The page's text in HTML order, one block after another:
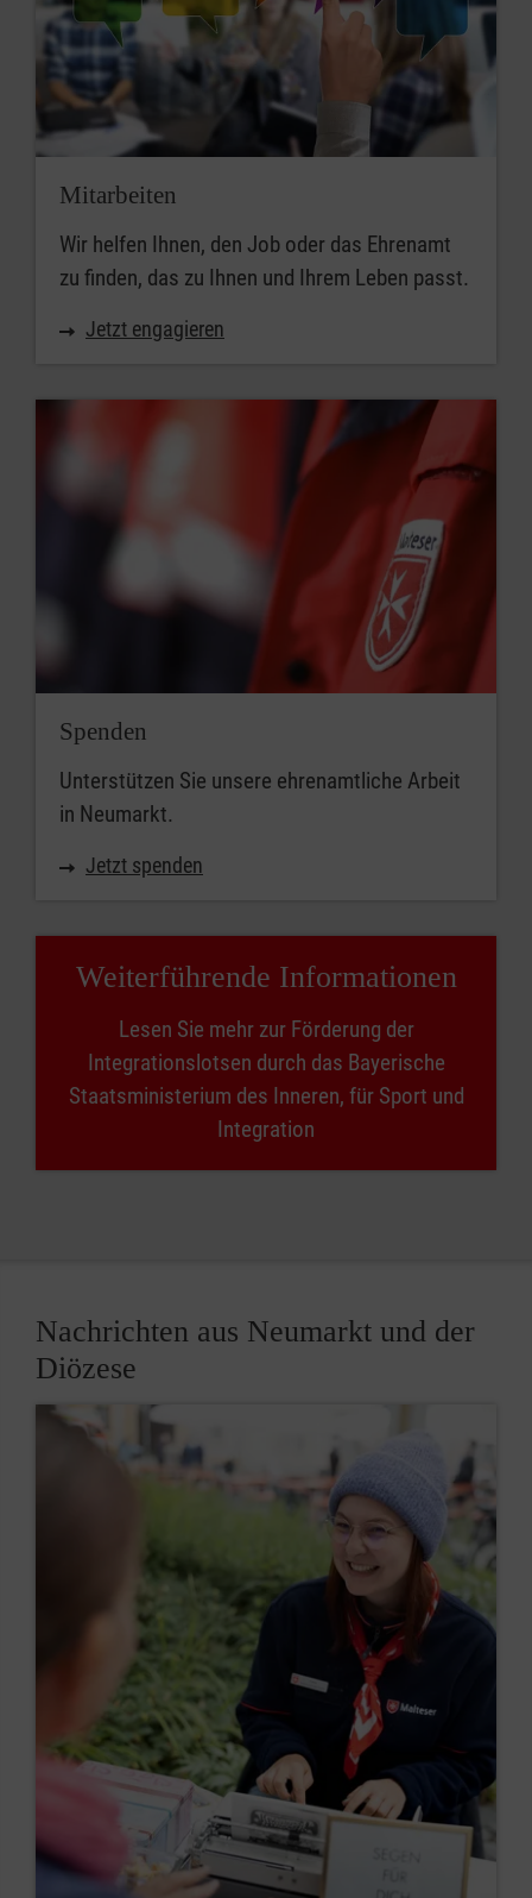
Mitarbeiten
Wir helfen Ihnen, den Job oder das Ehrenamt
zu finden, das zu Ihnen und Ihrem Leben passt.
Jetzt engagieren
Spenden
Unterstützen Sie unsere ehrenamtliche Arbeit
in Neumarkt.
Jetzt spenden
Weiterführende Informationen
Lesen Sie mehr zur Förderung der
Integrationslotsen durch das Bayerische
Staatsministerium des Inneren, für Sport und
Integration
Nachrichten aus Neumarkt und der
Diözese